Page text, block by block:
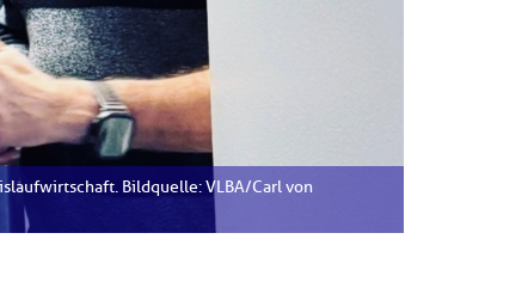
Bildquelle: VLBA/Carl von